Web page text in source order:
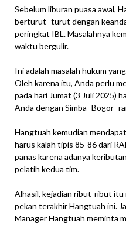
Sebelum liburan puasa awal,
berturut -turut dengan
peringkat IBL. Masalahnya
waktu bergulir.
Ini adalah masalah hukum
Oleh karena itu, Anda perlu
pada hari Jumat (3 Juli 2025)
Anda dengan Simba -Bogor -
Hangtuah kemudian
harus kalah tipis 85-86 dari
panas karena adanya
pelatih kedua tim.
Alhasil, kejadian ribut-ribut itu
pekan terakhir Hangtuah ini.
Manager Hangtuah meminta